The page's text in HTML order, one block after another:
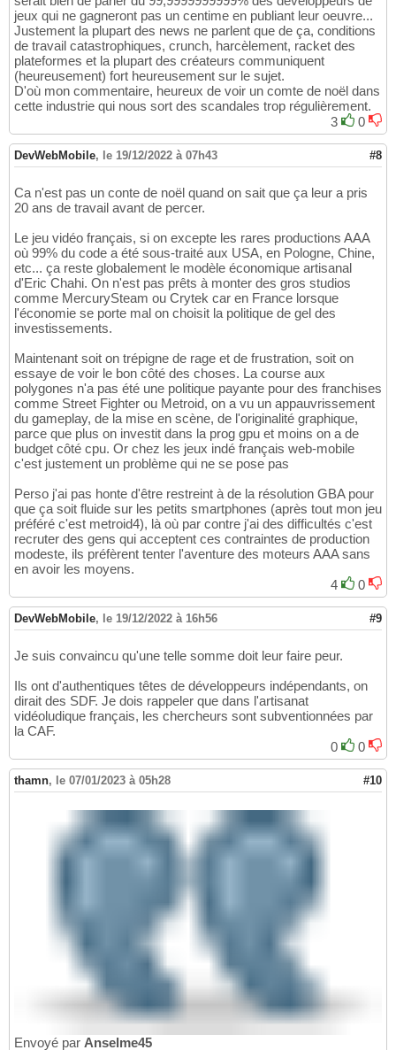
jeux qui ne gagneront pas un centime en publiant leur oeuvre...
Justement la plupart des news ne parlent que de ça, conditions
de travail catastrophiques, crunch, harcèlement, racket des
plateformes et la plupart des créateurs communiquent
(heureusement) fort heureusement sur le sujet.
D'où mon commentaire, heureux de voir un comte de noël dans
cette industrie qui nous sort des scandales trop régulièrement.
3
0
DevWebMobile, le 19/12/2022 à 07h43 #8
Ca n'est pas un conte de noël quand on sait que ça leur a pris
20 ans de travail avant de percer.
Le jeu vidéo français, si on excepte les rares productions AAA
où 99% du code a été sous-traité aux USA, en Pologne, Chine,
etc... ça reste globalement le modèle économique artisanal
d'Eric Chahi. On n'est pas prêts à monter des gros studios
comme MercurySteam ou Crytek car en France lorsque
l'économie se porte mal on choisit la politique de gel des
investissements.
Maintenant soit on trépigne de rage et de frustration, soit on
essaye de voir le bon côté des choses. La course aux
polygones n'a pas été une politique payante pour des franchises
comme Street Fighter ou Metroid, on a vu un appauvrissement
du gameplay, de la mise en scène, de l'originalité graphique,
parce que plus on investit dans la prog gpu et moins on a de
budget côté cpu. Or chez les jeux indé français web-mobile
c'est justement un problème qui ne se pose pas
Perso j'ai pas honte d'être restreint à de la résolution GBA pour
que ça soit fluide sur les petits smartphones (après tout mon jeu
préféré c'est metroid4), là où par contre j'ai des difficultés c'est
recruter des gens qui acceptent ces contraintes de production
modeste, ils préfèrent tenter l'aventure des moteurs AAA sans
en avoir les moyens.
4
0
DevWebMobile, le 19/12/2022 à 16h56 #9
Je suis convaincu qu'une telle somme doit leur faire peur.
Ils ont d'authentiques têtes de développeurs indépendants, on
dirait des SDF. Je dois rappeler que dans l'artisanat
vidéoludique français, les chercheurs sont subventionnées par
la CAF.
0
0
thamn, le 07/01/2023 à 05h28 #10
Envoyé par Anselme45